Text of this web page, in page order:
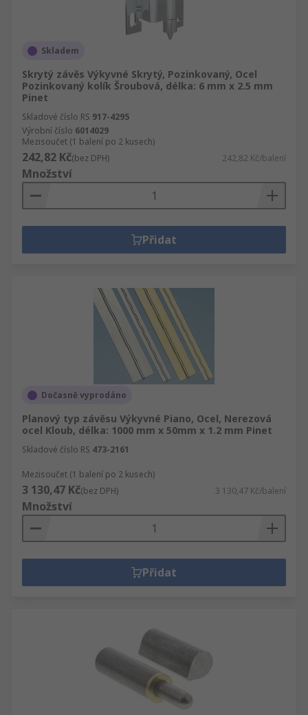
Skladem
Skrytý závěs Výkyvné Skrytý, Pozinkovaný, Ocel
Pozinkovaný kolík Šroubová, délka: 6 mm x 2.5 mm
Pinet
Skladové číslo RS 917-4295
Výrobní číslo 6014029
Mezisoučet (1 balení po 2 kusech)
242,82 Kč(bez DPH) 242,82 Kč/balení
Množství
Přidat
Dočasně vyprodáno
Planový typ závěsu Výkyvné Piano, Ocel, Nerezová
ocel Kloub, délka: 1000 mm x 50mm x 1.2 mm Pinet
Skladové číslo RS 473-2161
Mezisoučet (1 balení po 2 kusech)
3 130,47 Kč(bez DPH) 3 130,47 Kč/balení
Množství
Přidat